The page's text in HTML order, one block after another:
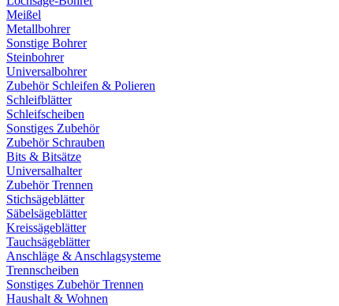
Meißel
Metallbohrer
Sonstige Bohrer
Steinbohrer
Universalbohrer
Zubehör Schleifen & Polieren
Schleifblätter
Schleifscheiben
Sonstiges Zubehör
Zubehör Schrauben
Bits & Bitsätze
Universalhalter
Zubehör Trennen
Stichsägeblätter
Säbelsägeblätter
Kreissägeblätter
Tauchsägeblätter
Anschläge & Anschlagsysteme
Trennscheiben
Sonstiges Zubehör Trennen
Haushalt & Wohnen